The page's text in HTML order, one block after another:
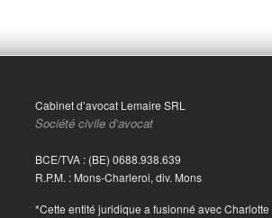
Cabinet d’avocat Lemaire SRL
Société civile d’avocat
BCE/TVA : (BE) 0688.938.639
R.P.M. : Mons-Charleroi, div. Mons
*Cette entité juridique a fusionné avec Charlotte